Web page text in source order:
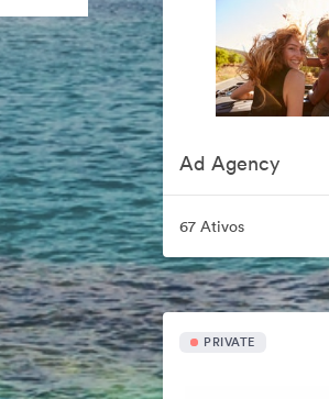
Ad Agency
67 Ativos
PRIVATE